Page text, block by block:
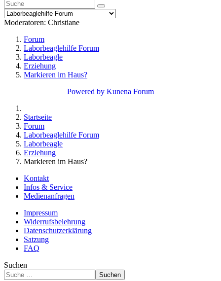
Moderatoren: Christiane
Forum
Laborbeaglehilfe Forum
Laborbeagle
Erziehung
Markieren im Haus?
Powered by Kunena Forum
Startseite
Forum
Laborbeaglehilfe Forum
Laborbeagle
Erziehung
Markieren im Haus?
Kontakt
Infos & Service
Medienanfragen
Impressum
Widerrufsbelehrung
Datenschutzerklärung
Satzung
FAQ
Suchen
Suchen